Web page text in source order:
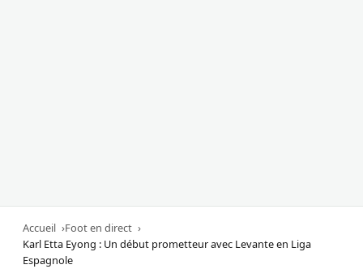
Accueil
Foot en direct
Karl Etta Eyong : Un début prometteur avec Levante en Liga
Espagnole